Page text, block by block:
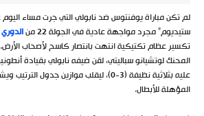
لم تكن مباراة يوفنتوس ضد نابولي التي جرت مساء اليوم
ستيديوم” مجرد مواجهة عادية في الجولة 22 من
تكسير عظام تكتيكية انتهت بانتصار كاسح لأصحاب
المحنك لوتشيانو سباليتي، لقن ضيفه نابولي بقيادة
عليه بثلاثية نظيفة (3-0)، ليقلب موازين
المؤهلة للأبطال.